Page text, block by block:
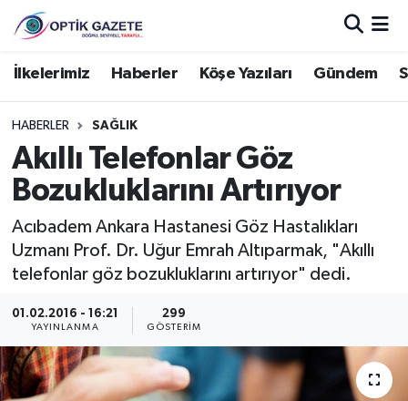
İlkelerimiz Haberler Köşe Yazıları Gündem
HABERLER SAĞLIK
Akıllı Telefonlar Göz
Bozukluklarını Artırıyor
Acıbadem Ankara Hastanesi Göz Hastalıkları
Uzmanı Prof. Dr. Uğur Emrah Altıparmak, "Akıllı
telefonlar göz bozukluklarını artırıyor" dedi.
01.02.2016 - 16:21
YAYINLANMA
299
GÖSTERIM
Nöbetçi Eczaneler
Hava Durumu
İstanbul Namaz Vakitleri
Süper Lig Puan Durumu ve Fikstür
Son Dakika Haberleri
Haber Arşivi